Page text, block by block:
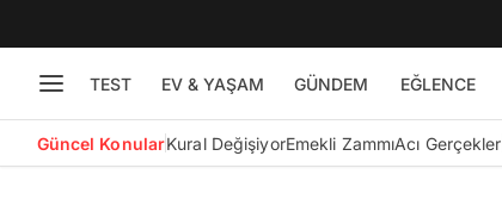
TEST EV & YAŞAM GÜNDEM EĞLENCE
Güncel KonularKural DeğişiyorEmekli ZammıAcı Gerçekler